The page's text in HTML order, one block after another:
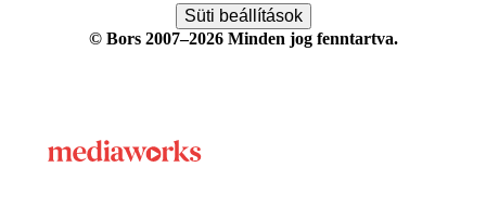
Süti beállítások
© Bors 2007–2026 Minden jog fenntartva.